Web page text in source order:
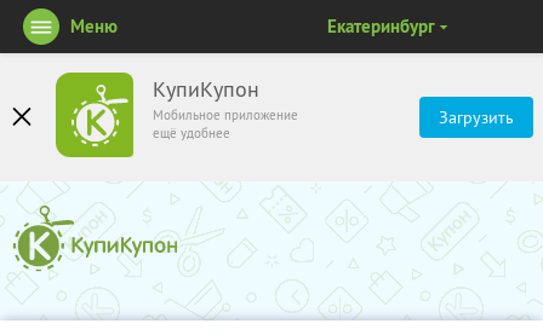
КупиКупон
Мобильное приложение
ещё удобнее
Загрузить
Меню Екатеринбург